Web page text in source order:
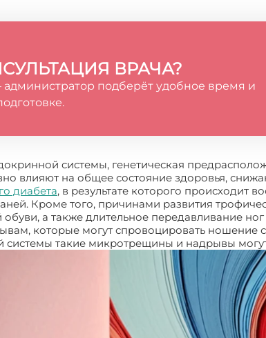
ВРАЧА?
администратор подберёт удобное время и
системы, генетическая
влияют на общее состояние здоровья,
диабета, в результате которого происходит
Кроме того, причинами развития
а также длительное передавливание
которые могут спровоцировать ношение
системы такие микротрещины и надрывы